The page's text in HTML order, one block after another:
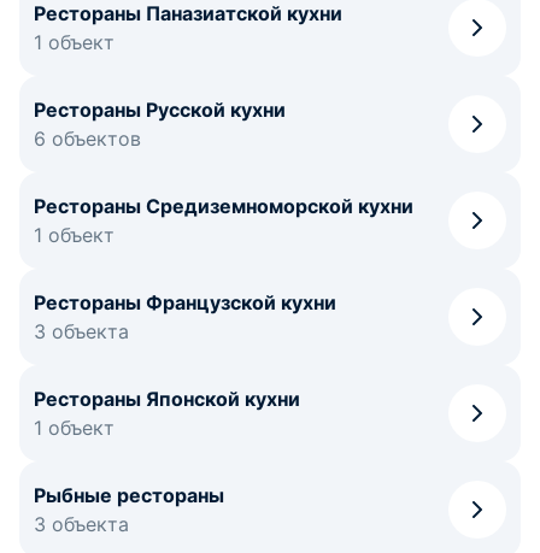
Рестораны Паназиатской кухни
1 объект
Рестораны Русской кухни
6 объектов
Рестораны Средиземноморской кухни
1 объект
Рестораны Французской кухни
3 объекта
Рестораны Японской кухни
1 объект
Рыбные рестораны
3 объекта